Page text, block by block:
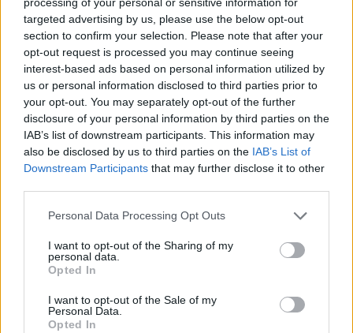
targeted advertising by us, please use the below opt-out
section to confirm your selection. Please note that after your
opt-out request is processed you may continue seeing
interest-based ads based on personal information utilized by
us or personal information disclosed to third parties prior to
your opt-out. You may separately opt-out of the further
disclosure of your personal information by third parties on the
IAB’s list of downstream participants. This information may
also be disclosed by us to third parties on the IAB’s List of
Downstream Participants that may further disclose it to other
Please note that this website/app uses one or more Google
not limited to your visit or usage behaviour. You may click to
grant or deny consent to Google and its third-party tags to
use your data for below specified purposes in below Google
consent section.
Personal Data Processing Opt Outs
I want to opt-out of the Sharing of my
personal data.
Opted In
I want to opt-out of the Sale of my
Personal Data.
Opted In